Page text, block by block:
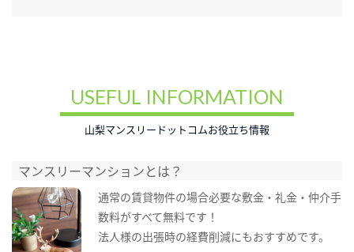
USEFUL INFORMATION
山梨マンスリードットコムお役立ち情報
マンスリーマンションとは？
通常の賃貸物件の場合必要な敷金・礼金・仲介手
数料がすべて無料です！
法人様の出張時の経費削減にもおすすめです。